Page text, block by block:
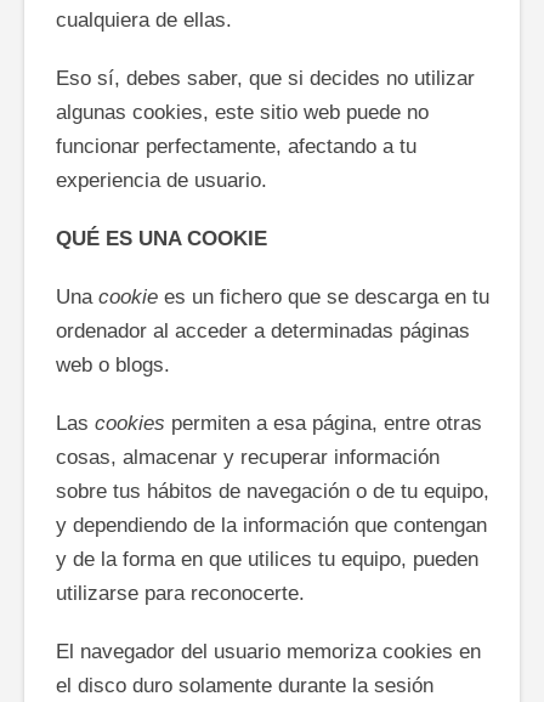
cualquiera de ellas.
Eso sí, debes saber, que si decides no utilizar
algunas cookies, este sitio web puede no
funcionar perfectamente, afectando a tu
experiencia de usuario.
QUÉ ES UNA COOKIE
Una cookiees un fichero que se descarga en tu
ordenador al acceder a determinadas páginas
web o blogs.
Las cookies permiten a esa página, entre otras
cosas, almacenar y recuperar información
sobre tus hábitos de navegación o de tu equipo,
y dependiendo de la información que contengan
y de la forma en que utilices tu equipo, pueden
utilizarse para reconocerte.
El navegador del usuario memoriza cookies en
el disco duro solamente durante la sesión